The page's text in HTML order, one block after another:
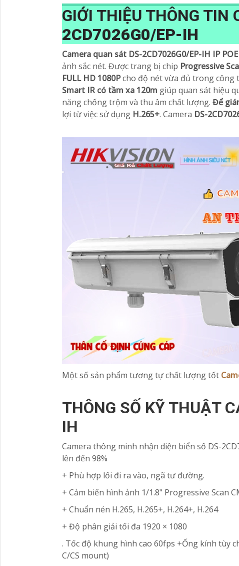
GIỚI THIỆU THÔNG TIN
2CD7026G0/EP-IH
Camera quan sát DS-2CD7026G0/EP-IH IP
ảnh sắc nét. Được trang bị chip Progressive
FULL HD 1080Pcho độ nét vừa đủ trong công
Smart IR có tầm xa 120m giúp quan sát hiệu
năng chống trộm và thu âm chất lượng. Để
lợi từ việc sử dụng H.265+. Camera DS-
Một số sản phẩm tương tự chất lượng tốt
THÔNG SỐ KỸ THUẬT
IH
Camera thông minh nhận diện biển số DS-
lên đến 98%
+ Phù hợp lối đi ra vào, ngã tư đường.
+ Cảm biến hình ảnh 1/1.8" Progressive Scan
+ Chuẩn nén H.265, H.265+, H.264+, H.264
+ Độ phân giải tối đa 1920 × 1080
. Tốc độ khung hình cao 60fps +Ống kính tùy
C/CS mount)